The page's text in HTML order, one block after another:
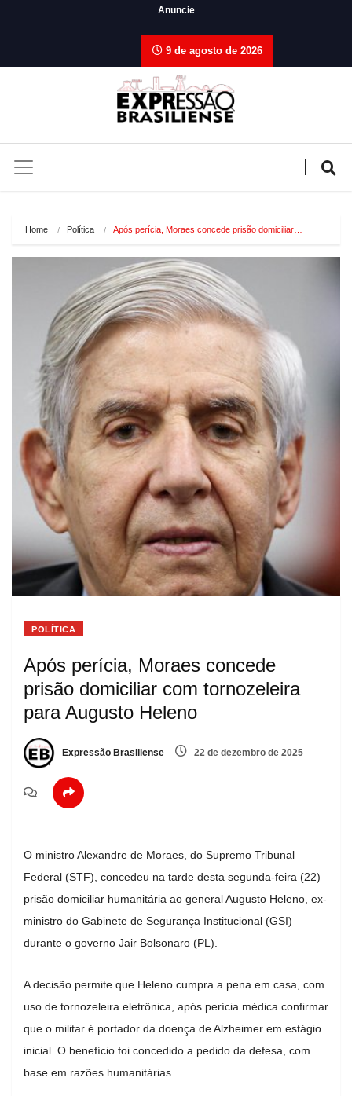
Anuncie
9 de agosto de 2026
Home Política Após perícia, Moraes concede prisão domiciliar…
POLÍTICA
Após perícia, Moraes concede
prisão domiciliar com tornozeleira
para Augusto Heleno
Expressão Brasiliense 22 de dezembro de 2025
O ministro Alexandre de Moraes, do Supremo Tribunal
Federal (STF), concedeu na tarde desta segunda-feira (22)
prisão domiciliar humanitária ao general Augusto Heleno, ex-
ministro do Gabinete de Segurança Institucional (GSI)
durante o governo Jair Bolsonaro (PL).
A decisão permite que Heleno cumpra a pena em casa, com
uso de tornozeleira eletrônica, após perícia médica confirmar
que o militar é portador da doença de Alzheimer em estágio
inicial. O benefício foi concedido a pedido da defesa, com
base em razões humanitárias.